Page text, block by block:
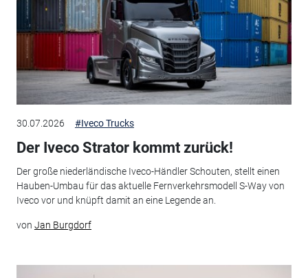
30.07.2026 #Iveco Trucks
Der Iveco Strator kommt zurück!
Der große niederländische Iveco-Händler Schouten, stellt einen
Hauben-Umbau für das aktuelle Fernverkehrsmodell S-Way von
Iveco vor und knüpft damit an eine Legende an.
von Jan Burgdorf